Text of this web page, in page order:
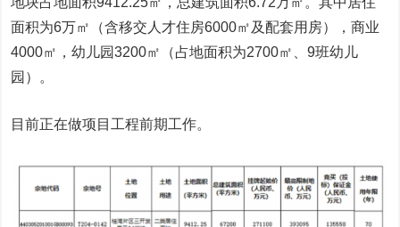
面积为6万㎡（含移交人才住房6000㎡及配套用房），商业
4000㎡，幼儿园3200㎡（占地面积为2700㎡、9班幼儿
园）。
目前正在做项目工程前期工作。